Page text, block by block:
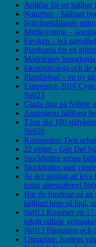
Artiklar för en hållbar
Naturhus – hållbart
Självhushållande
Mjölksyrning –
Fäviken – två
Plastbanta för ett
Madeleines
Ekotoxikologi och de
Plastförbud – en ny
Eurovision 2016
Nr023
Glada djur på Nibble
Australiens hållbara
Tänk dig 100
Nr020
Komposten: Den
22 röster – Gör Det
Stockholms gröna
Stockholms stad
Är det möjligt att leva
testar alternativen!
Har du funderat på
hållbart hem på hjul,
Nr012 Kommer ett
lokalt odlade
Nr013 Plantagon och
Utmaning: Jordens